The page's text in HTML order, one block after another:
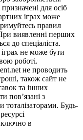
для осіб
іграх може
правил
виявленні перших
до спеціаліста.
не може бути
роботі.
не проводить
також сайт не
та інших
пов’язані з
тоталізаторами. Будь-
в